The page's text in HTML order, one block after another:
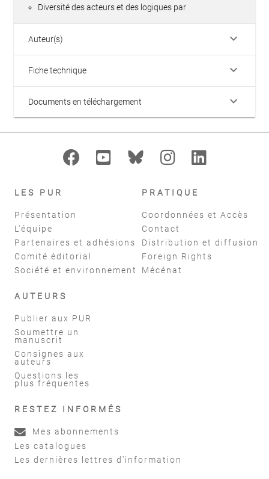
Diversité des acteurs et des logiques par
Auteur(s) keyboard_arrow_down
Fiche technique keyboard_arrow_down
Documents en téléchargement keyboard_arrow_down
LES PUR
Présentation
L'équipe
Partenaires et adhésions
Comité éditorial
Société et environnement
PRATIQUE
Coordonnées et Accès
Contact
Distribution et diffusion
Foreign Rights
Mécénat
AUTEURS
Publier aux PUR
Soumettre un
manuscrit
Consignes aux
auteurs
Questions les
plus fréquentes
RESTEZ INFORMÉS
Mes abonnements
Les catalogues
Les dernières lettres d'information